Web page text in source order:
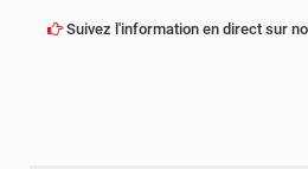
Suivez l'information en direct sur